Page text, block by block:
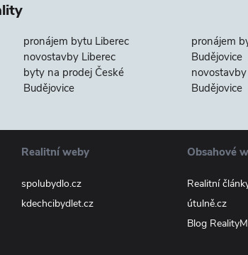
pronájem bytu Liberec
novostavby Liberec
byty na prodej České
Budějovice
pronájem
Budějovice
Budějovice
Realitní weby
spolubydlo.cz
kdechcibydlet.cz
Obsahové
Realitní
útulně.cz
Blog